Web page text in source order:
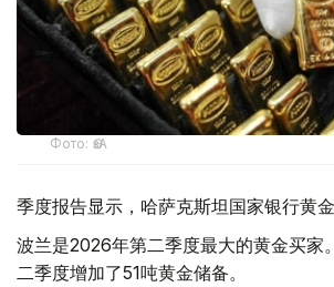
Фото: ӨзА
季度报告显示，哈萨克斯坦国家银行黄金
波兰是2026年第二季度最大的黄金买家
二季度增加了51吨黄金储备。